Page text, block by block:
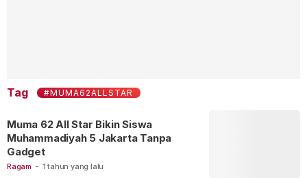
Tag #MUMA62ALLSTAR
Ragam - 1 tahun yang lalu
Muma 62 All Star Bikin Siswa
Muhammadiyah 5 Jakarta Tanpa
Gadget